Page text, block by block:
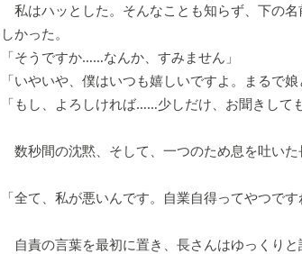
私はハッとした。そんなことも知らず、下の
しかった。
「そうですか……なんか、すみません」
「いやいや、僕はいつも嬉しいですよ。まるで
「もし、よろしければ……少しだけ、お聞きして
数秒間の沈黙、そして、一つのため息を吐いた
「全て、私が悪いんです。自業自得ってやつです
自責の言葉を最初に置き、長さんはゆっくりと